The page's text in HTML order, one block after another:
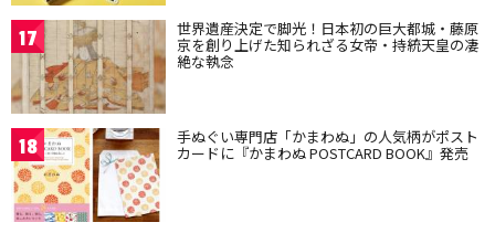
17 世界遺産決定で脚光！日本初の巨大都城・藤原
京を創り上げた知られざる女帝・持統天皇の凄
絶な執念
18 手ぬぐい専門店「かまわぬ」の人気柄がポスト
カードに『かまわぬ POSTCARD BOOK』発売